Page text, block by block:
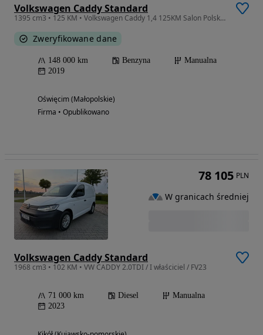
Volkswagen Caddy Standard
1395 cm3 • 125 KM • Volkswagen Caddy 1,4 125KM Salon Polska+fra vat 23%
Zweryfikowane dane
148 000 km Benzyna
Manualna
2019
Oświęcim (Małopolskie)
Firma • Opublikowano
Volkswagen Caddy Standard
1968 cm3 • 102 KM • VW CADDY 2.0TDI / I właściciel / FV23
71 000 km Diesel
Manualna
2023
78 105 PLN
W granicach średniej